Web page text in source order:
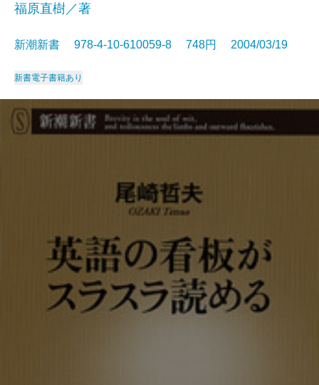
福原直樹／著
新潮新書 978-4-10-610059-8 748円 2004/03/19
新書電子書籍あり